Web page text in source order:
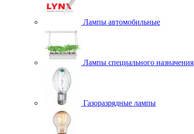
Лампы автомобильные
Лампы специального назначения
Газоразрядные лампы